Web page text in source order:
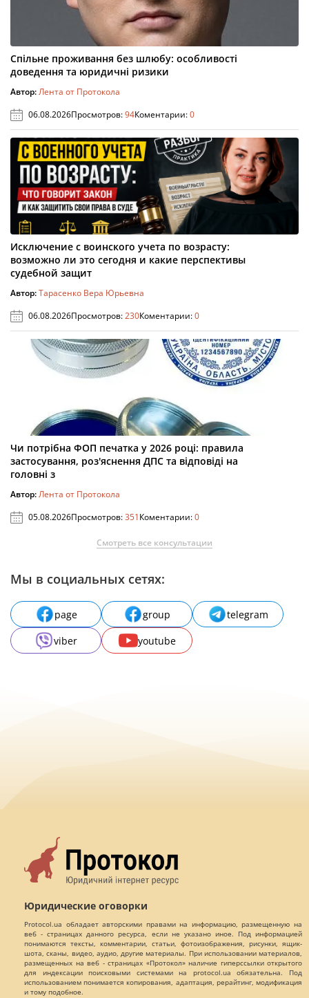
Спільне проживання без шлюбу: особливості
доведення та юридичні ризики
Автор:Лента от Протокола
06.08.2026Просмотров:94Коментарии:0
Исключение с воинского учета по возрасту:
возможно ли это сегодня и какие перспективы
судебной защит
Автор:Тарасенко Вера Юрьевна
06.08.2026Просмотров:230Коментарии:0
Чи потрібна ФОП печатка у 2026 році: правила
застосування, роз'яснення ДПС та відповіді на
головні з
Автор:Лента от Протокола
05.08.2026Просмотров:351Коментарии:0
Смотреть все консультации
Мы в социальных сетях:
page group
telegram
viber
youtube
Юридические оговорки
Protocol.ua обладает авторскими правами на информацию, размещенную на
веб - страницах данного ресурса, если не указано иное. Под информацией
понимаются тексты, комментарии, статьи, фотоизображения, рисунки, ящик-
шота, сканы, видео, аудио, другие материалы. При использовании материалов,
размещенных на веб - страницах «Протокол» наличие гиперссылки открытого
для индексации поисковыми системами на protocol.ua обязательна. Под
использованием понимается копирования, адаптация, рерайтинг, модификация
и тому подобное.